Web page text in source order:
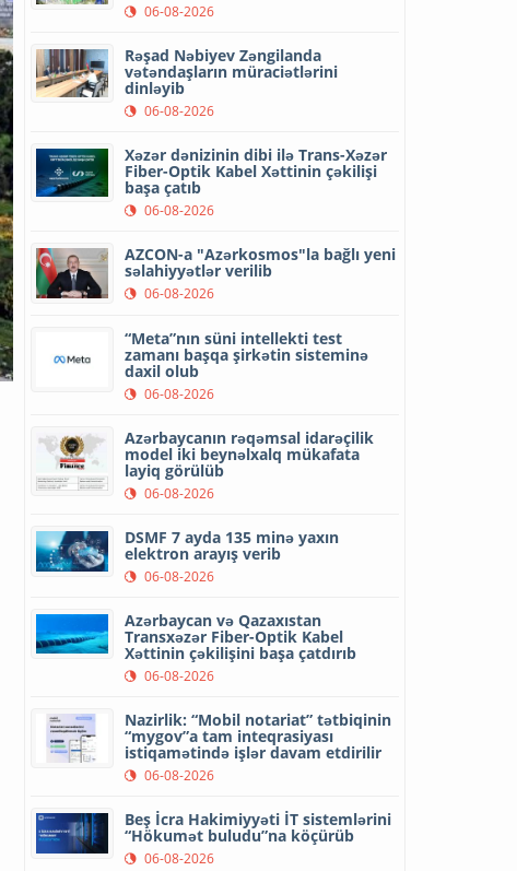
06-08-2026
Rəşad Nəbiyev Zəngilanda
vətəndaşların müraciətlərini
dinləyib
06-08-2026
Xəzər dənizinin dibi ilə Trans-Xəzər
Fiber-Optik Kabel Xəttinin çəkilişi
başa çatıb
06-08-2026
AZCON-a "Azərkosmos"la bağlı yeni
səlahiyyətlər verilib
06-08-2026
“Meta”nın süni intellekti test
zamanı başqa şirkətin sisteminə
daxil olub
06-08-2026
Azərbaycanın rəqəmsal idarəçilik
model iki beynəlxalq mükafata
layiq görülüb
06-08-2026
DSMF 7 ayda 135 minə yaxın
elektron arayış verib
06-08-2026
Azərbaycan və Qazaxıstan
Transxəzər Fiber-Optik Kabel
Xəttinin çəkilişini başa çatdırıb
06-08-2026
Nazirlik: “Mobil notariat” tətbiqinin
“mygov”a tam inteqrasiyası
istiqamətində işlər davam etdirilir
06-08-2026
Beş İcra Hakimiyyəti İT sistemlərini
“Hökumət buludu”na köçürüb
06-08-2026